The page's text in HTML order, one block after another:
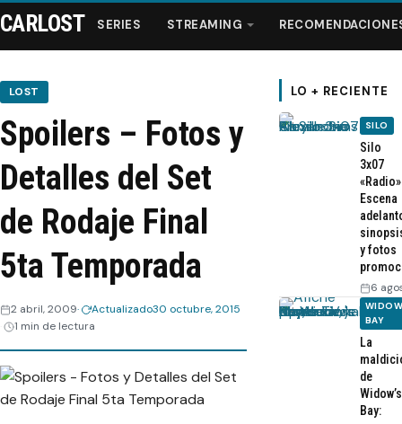
Series
Streaming
Recomendaciones
Webisodios
CARLOST SERIES STREAMING
LOST
Spoilers – Fotos y
Detalles del Set
de Rodaje Final
5ta Temporada
2 abril, 2009 Actualizado30 octubre, 2015
1 min de lectura
LO + RECIENTE
SILO
Silo
3x07
Escena
y fotos
6
BAY
La
de
Widow’s
Bay: